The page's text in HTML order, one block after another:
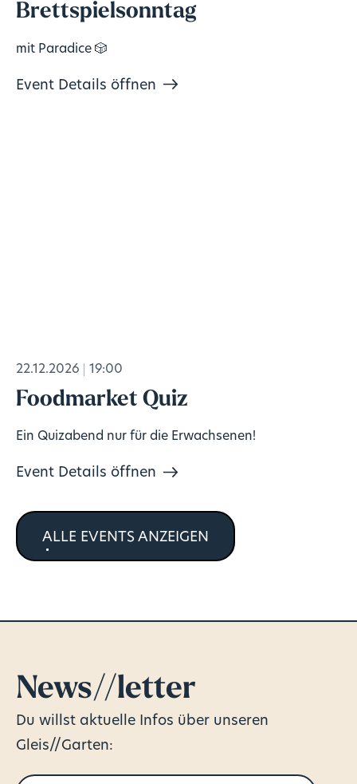
Brettspielsonntag
mit Paradice 🎲
Event Details öffnen
22.12.2026 19:00
Foodmarket Quiz
Ein Quizabend nur für die Erwachsenen!
Event Details öffnen
ALLE EVENTS ANZEIGEN
News//letter
Du willst aktuelle Infos über unseren
Gleis//Garten: